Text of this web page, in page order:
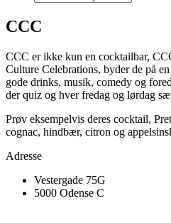
CCC
CCC er ikke kun en cocktailbar,
Culture Celebrations, byder de på
gode drinks, musik, comedy og
der quiz og hver fredag og lørdag
Prøv eksempelvis deres cocktail,
cognac, hindbær, citron og
Adresse
Vestergade 75G
5000 Odense C